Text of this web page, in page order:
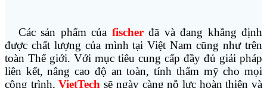
Các sản phẩm của fischer đã và đang khẳng định
được chất lượng của mình tại Việt Nam cũng như trên
toàn Thế giới. Với mục tiêu cung cấp đầy đủ giải pháp
liên kết, nâng cao độ an toàn, tính thẩm mỹ cho mọi
công trình, VietTech sẽ ngày càng nỗ lực hoàn thiện và